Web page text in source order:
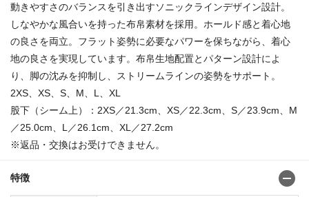
動きやすさのバランスを引き出すソニックラインデザイン設計。
しなやかな風合いを持った布帛素材を採用。ホールド感と着心地
の良さを両立。フラット姿勢に必要なパワーを保ちながら、着心
地の良さを実現しています。布帛生地配置とパターン設計によ
り、脚の沈みを抑制し、ストリームラインの姿勢をサポート。
2XS、XS、S、M、L、XL
股下（シーム上）：2XS／21.3cm、XS／22.3cm、S／23.9cm、M
／25.0cm、L／26.1cm、XL／27.2cm
※返品・交換はお受けできません。
特徴